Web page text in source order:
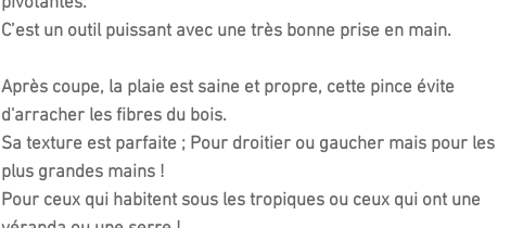
C’est un outil puissant avec une très bonne prise en main.
Après coupe, la plaie est saine et propre, cette pince évite
d'arracher les fibres du bois.
Sa texture est parfaite ; Pour droitier ou gaucher mais pour les
plus grandes mains !
Pour ceux qui habitent sous les tropiques ou ceux qui ont une